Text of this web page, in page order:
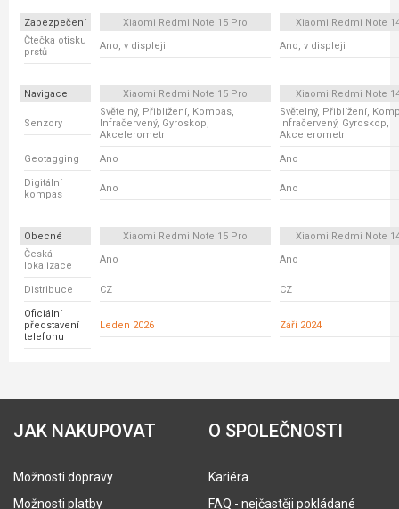
Zabezpečení Xiaomi Redmi Note 15 Pro
Xiaomi Redmi Note
Čtečka otisku
prstů
Ano, v displeji Ano, v displeji
Navigace Xiaomi Redmi Note 15 Pro Xiaomi Redmi Note
Senzory
Světelný, Přiblížení, Kompas,
Infračervený, Gyroskop,
Akcelerometr
Světelný, Přiblížení,
Infračervený, Gyroskop,
Akcelerometr
Geotagging Ano Ano
Digitální
kompas
Ano Ano
Obecné Xiaomi Redmi Note 15 Pro
Xiaomi Redmi Note
Česká
lokalizace
Ano Ano
Distribuce CZ CZ
Oficiální
představení
telefonu
Leden 2026 Září 2024
JAK NAKUPOVAT
Možnosti dopravy
Možnosti platby
O SPOLEČNOSTI
Kariéra
FAQ - nejčastěji pokládané